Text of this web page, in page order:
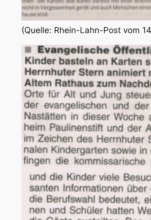
(Quelle: Rhein-Lahn-Post vom